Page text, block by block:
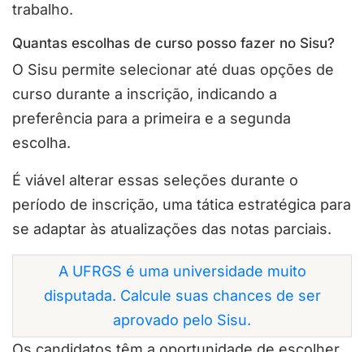
trabalho.
Quantas escolhas de curso posso fazer no Sisu?
O Sisu permite selecionar até duas opções de
curso durante a inscrição, indicando a
preferência para a primeira e a segunda
escolha.
É viável alterar essas seleções durante o
período de inscrição, uma tática estratégica para
se adaptar às atualizações das notas parciais.
A UFRGS é uma universidade muito
disputada. Calcule suas chances de ser
aprovado pelo Sisu.